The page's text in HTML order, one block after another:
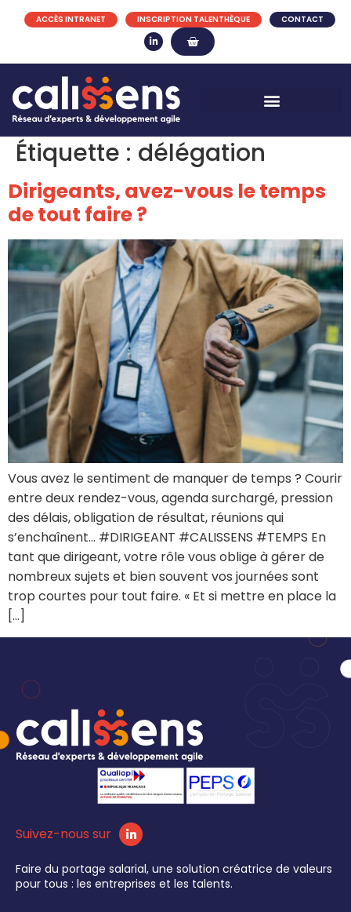
ACCÈS INTRANET INSCRIPTION TALENTHÈQUE CONTACT
Étiquette : délégation
Dirigeants, avez-vous le temps
de tout faire ?
Vous avez le sentiment de manquer de temps ? Courir
entre deux rendez-vous, agenda surchargé, pression
des délais, obligation de résultat, réunions qui
s’enchaînent… #DIRIGEANT #CALISSENS #TEMPS En
tant que dirigeant, votre rôle vous oblige à gérer de
nombreux sujets et bien souvent vos journées sont
trop courtes pour tout faire. « Et si mettre en place la
[…]
Suivez-nous sur
Faire du portage salarial, une solution créatrice de valeurs
pour tous : les entreprises et les talents.